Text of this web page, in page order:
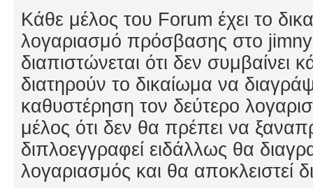
Κάθε μέλος του Forum έχει το
λογαριασμό πρόσβασης στο
διαπιστώνεται ότι δεν συμβαίνει
διατηρούν το δικαίωμα να
καθυστέρηση τον δεύτερο
μέλος ότι δεν θα πρέπει να
διπλοεγγραφεί ειδάλλως θα
λογαριασμός και θα αποκλειστεί